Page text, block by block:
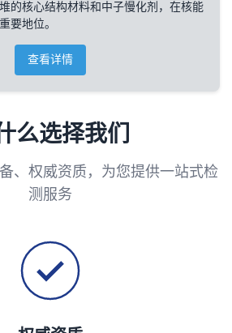
的核心结构材料和中子慢化剂，在核能
要地位。
查看详情
么选择我们
、权威资质，为您提供一站式检
测服务